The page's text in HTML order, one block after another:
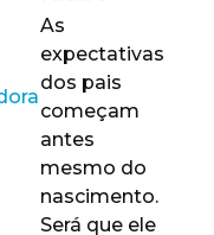
As
expectativas
dos pais
começam
antes
mesmo do
nascimento.
Será que ele